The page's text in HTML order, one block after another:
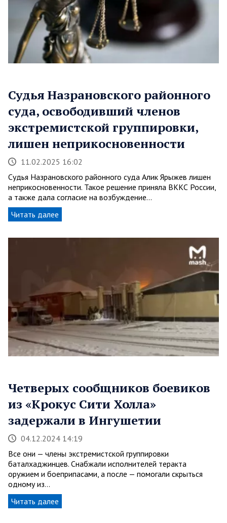
Судья Назрановского районного
суда, освободивший членов
экстремистской группировки,
лишен неприкосновенности
11.02.2025 16:02
Судья Назрановского районного суда Алик Ярыжев лишен
неприкосновенности. Такое решение приняла ВККС России,
а также дала согласие на возбуждение…
Читать далее
Четверых сообщников боевиков
из «Крокус Сити Холла»
задержали в Ингушетии
04.12.2024 14:19
Все они — члены экстремистской группировки
баталхаджинцев. Снабжали исполнителей теракта
оружием и боеприпасами, а после — помогали скрыться
одному из…
Читать далее